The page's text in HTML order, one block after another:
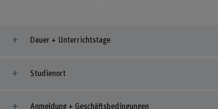
Dauer + Unterrichtstage
Studienort
Anmeldung + Geschäftsbedingungen